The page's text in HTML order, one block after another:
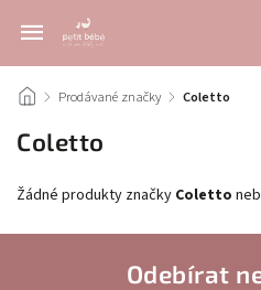
/ Prodávané značky / Coletto
Coletto
Žádné produkty značky Coletto
Odebírat